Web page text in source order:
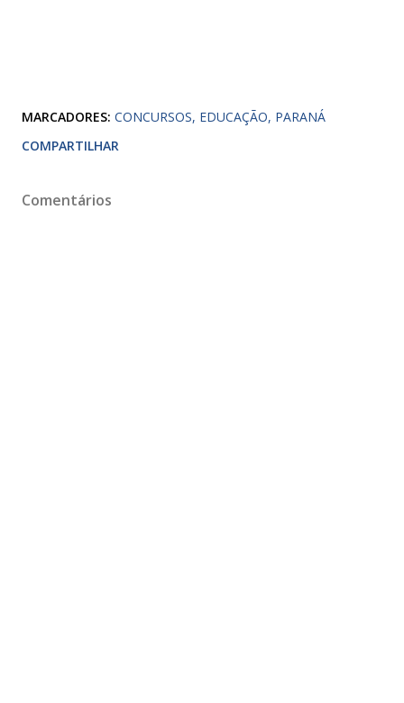
MARCADORES: CONCURSOS EDUCAÇÃO PARANÁ
COMPARTILHAR
Comentários